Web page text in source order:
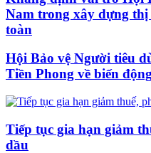
Nam trong xây dựng
toàn
Hội Bảo vệ Người tiêu
Tiền Phong về biến
Tiếp tục gia hạn giảm
dầu